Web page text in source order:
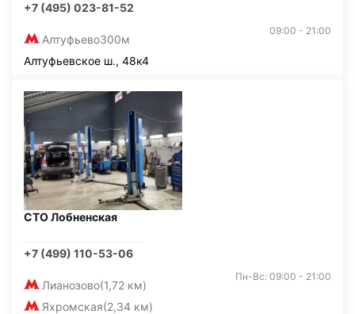
+7 (495) 023-81-52
Алтуфьево300м
09:00 - 21:00
Алтуфьевское ш., 48к4
СТО Лобненская
+7 (499) 110-53-06
Лианозово(1,72 км)
Яхромская(2,34 км)
Пн-Вс: 09:00 - 21:00